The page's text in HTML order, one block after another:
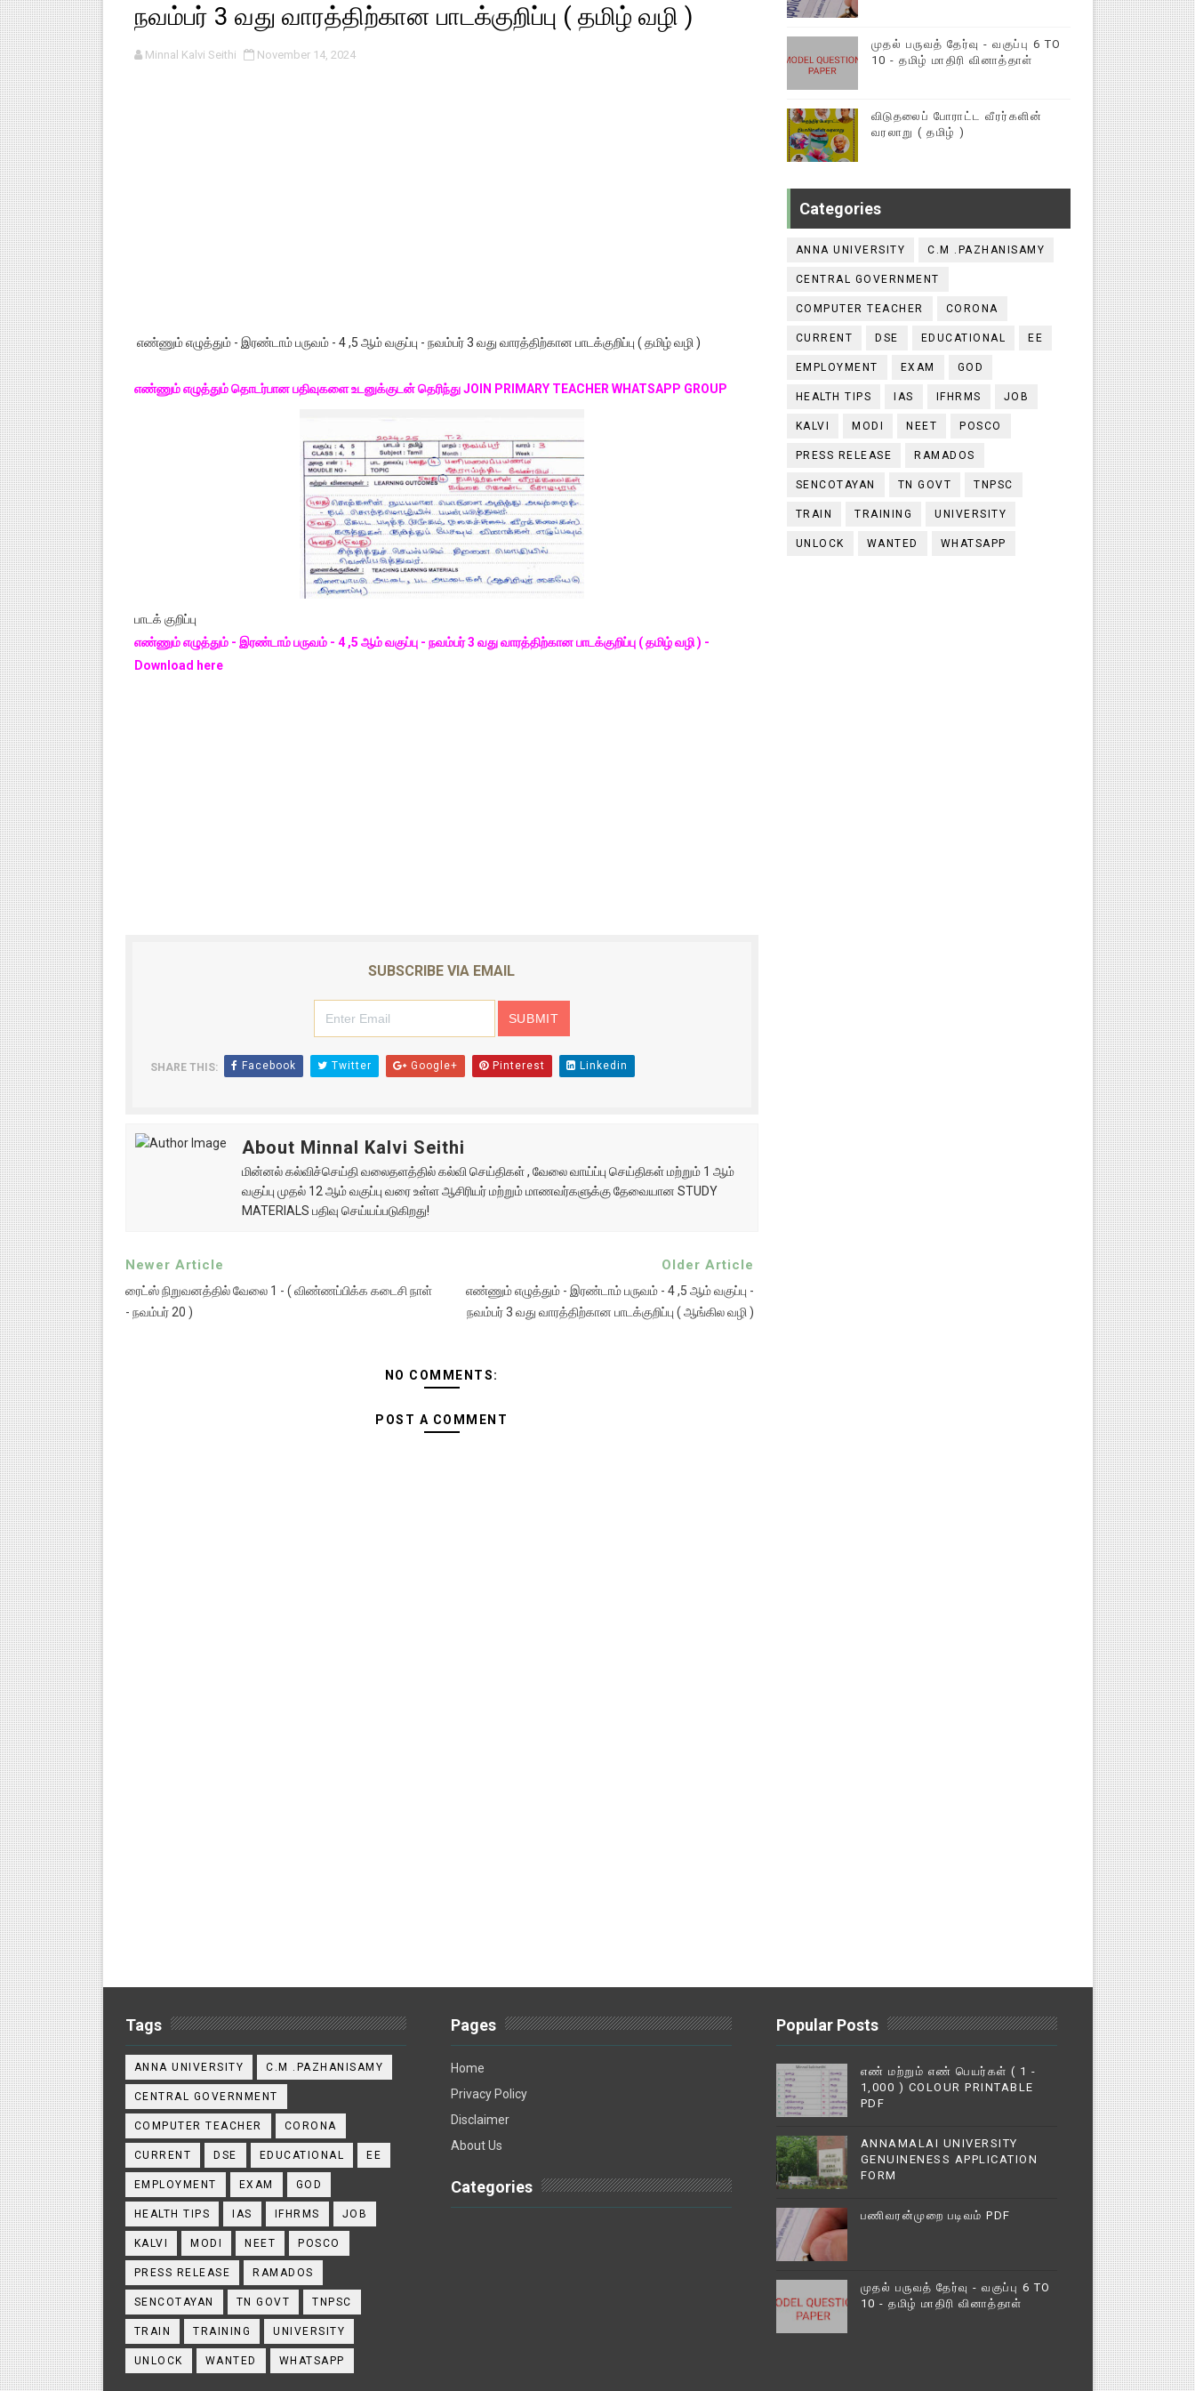
பள்ளி காலை வழிபாட்டுச் செயல்பாடுகள் - டிசம்பர் 17
குழந்தைகள் பாதுகாப்பு அலகில் வேலை வாய்ப்பு ( டிச 18 )
நவம்பர் 3 வது வாரத்திற்கான பாடக்குறிப்பு ( தமிழ் வழி )
Minnal Kalvi Seithi November 14, 2024
எண்ணும் எழுத்தும் - இரண்டாம் பருவம் - 4 ,5 ஆம் வகுப்பு - நவம்பர் 3 வது வாரத்திற்கான பாடக்குறிப்பு ( தமிழ் வழி )
எண்ணும் எழுத்தும் தொடர்பான பதிவுகளை உடனுக்குடன் தெரிந்து JOIN PRIMARY TEACHER WHATSAPP GROUP
பாடக் குறிப்பு
எண்ணும் எழுத்தும் - இரண்டாம் பருவம் - 4 ,5 ஆம் வகுப்பு - நவம்பர் 3 வது வாரத்திற்கான பாடக்குறிப்பு ( தமிழ் வழி ) -
Download here
SUBSCRIBE VIA EMAIL
SHARE THIS: Facebook Twitter Google+ Pinterest Linkedin
About Minnal Kalvi Seithi
மின்னல் கல்விச்செய்தி வலைதளத்தில் கல்வி செய்திகள் , வேலை வாய்ப்பு செய்திகள் மற்றும் 1 ஆம்
வகுப்பு முதல் 12 ஆம் வகுப்பு வரை உள்ள ஆசிரியர் மற்றும் மாணவர்களுக்கு தேவையான STUDY
MATERIALS பதிவு செய்யப்படுகிறது!
Newer Article
ரைட்ஸ் நிறுவனத்தில் வேலை 1 - ( விண்ணப்பிக்க கடைசி நாள்
- நவம்பர் 20 )
Older Article
எண்ணும் எழுத்தும் - இரண்டாம் பருவம் - 4 ,5 ஆம் வகுப்பு -
நவம்பர் 3 வது வாரத்திற்கான பாடக்குறிப்பு ( ஆங்கில வழி )
NO COMMENTS:
POST A COMMENT
முதல் பருவத் தேர்வு - வகுப்பு 6 TO
10 - தமிழ் மாதிரி வினாத்தாள்
விடுதலைப் போராட்ட வீரர்களின்
வரலாறு ( தமிழ் )
Categories
ANNA UNIVERSITY C.M .PAZHANISAMY
CENTRAL GOVERNMENT
COMPUTER TEACHER CORONA
CURRENT DSE EDUCATIONAL EE
EMPLOYMENT EXAM GOD
HEALTH TIPS IAS IFHRMS JOB
KALVI MODI NEET POSCO
PRESS RELEASE RAMADOS
SENCOTAYAN TN GOVT TNPSC
TRAIN TRAINING UNIVERSITY
UNLOCK WANTED WHATSAPP
Tags
ANNA UNIVERSITY C.M .PAZHANISAMY
CENTRAL GOVERNMENT
COMPUTER TEACHER CORONA
CURRENT DSE EDUCATIONAL EE
EMPLOYMENT EXAM GOD
HEALTH TIPS IAS IFHRMS JOB
KALVI MODI NEET POSCO
PRESS RELEASE RAMADOS
SENCOTAYAN TN GOVT TNPSC
TRAIN TRAINING UNIVERSITY
UNLOCK WANTED WHATSAPP
Pages
Home
Privacy Policy
Disclaimer
About Us
Categories
Popular Posts
எண் மற்றும் எண் பெயர்கள் ( 1 -
1,000 ) COLOUR PRINTABLE
PDF
ANNAMALAI UNIVERSITY
GENUINENESS APPLICATION
FORM
பணிவரன்முறை படிவம் PDF
முதல் பருவத் தேர்வு - வகுப்பு 6 TO
10 - தமிழ் மாதிரி வினாத்தாள்